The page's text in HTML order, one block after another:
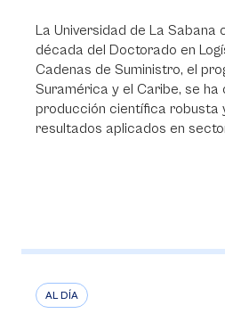
La Universidad de La Sabana
década del Doctorado en
Cadenas de Suministro, el
Suramérica y el Caribe, se ha
producción científica robusta
resultados aplicados en
AL DÍA